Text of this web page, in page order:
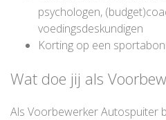
psychologen,
voedingsdeskundigen
Korting op een
Wat doe jij als
Als Voorbewerker Autospuiter